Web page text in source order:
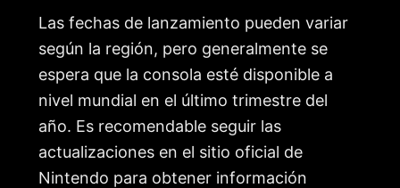
Las fechas de lanzamiento pueden variar
según la región, pero generalmente se
espera que la consola esté disponible a
nivel mundial en el último trimestre del
año. Es recomendable seguir las
actualizaciones en el sitio oficial de
Nintendo para obtener información